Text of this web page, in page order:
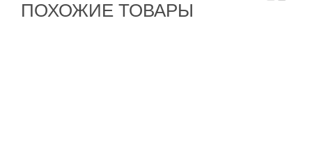
ПОХОЖИЕ ТОВАРЫ